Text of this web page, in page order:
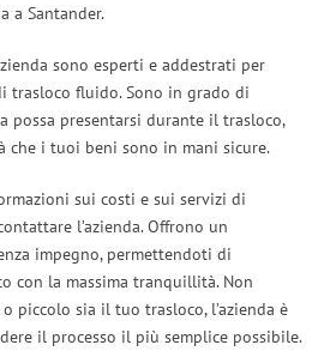
a Santander.
sono esperti e addestrati per
trasloco fluido. Sono in grado di
possa presentarsi durante il trasloco,
i tuoi beni sono in mani sicure.
sui costi e sui servizi di
l’azienda. Offrono un
impegno, permettendoti di
con la massima tranquillità. Non
piccolo sia il tuo trasloco, l’azienda è
il processo il più semplice possibile.